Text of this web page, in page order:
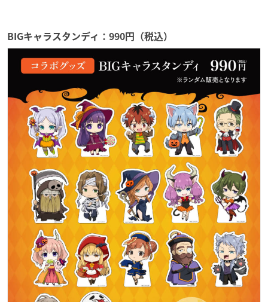
BIGキャラスタンディ：990円（税込）